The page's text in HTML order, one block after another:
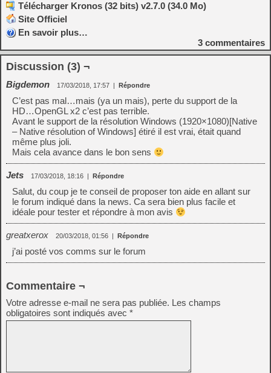
Télécharger Kronos (32 bits) v2.7.0 (34.0 Mo)
Site Officiel
En savoir plus…
3 commentaires
Discussion (3) ¬
Bigdemon 17/03/2018, 17:57 Répondre
C’est pas mal…mais (ya un mais), perte du support de la
HD…OpenGL x2 c’est pas terrible.
Avant le support de la résolution Windows (1920×1080)[Native
– Native résolution of Windows] étiré il est vrai, était quand
même plus joli.
Mais cela avance dans le bon sens
Jets 17/03/2018, 18:16 Répondre
Salut, du coup je te conseil de proposer ton aide en allant sur
le forum indiqué dans la news. Ca sera bien plus facile et
idéale pour tester et répondre à mon avis
greatxerox 20/03/2018, 01:56 Répondre
j’ai posté vos comms sur le forum
Commentaire ¬
Votre adresse e-mail ne sera pas publiée. Les champs
obligatoires sont indiqués avec *